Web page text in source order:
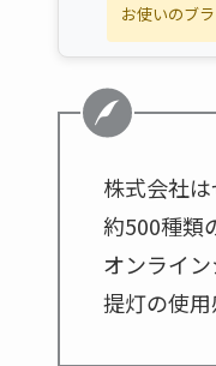
お使いのブ
株式会社
約500種類
オンライ
提灯の使用